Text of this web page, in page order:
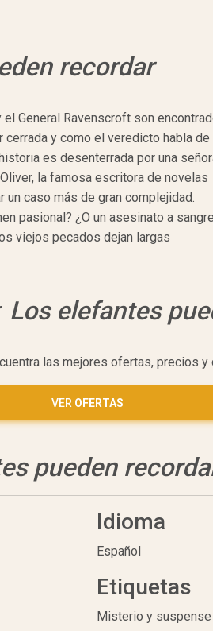
recordar
General Ravenscroft son
y como el veredicto habla de
es desenterrada por una
la famosa escritora de novelas
caso más de gran complejidad.
pasional? ¿O un asesinato a sangre
viejos pecados dejan largas
Los elefantes
las mejores ofertas, precios y
VER OFERTAS
pueden
Idioma
Español
Etiquetas
Misterio y suspense